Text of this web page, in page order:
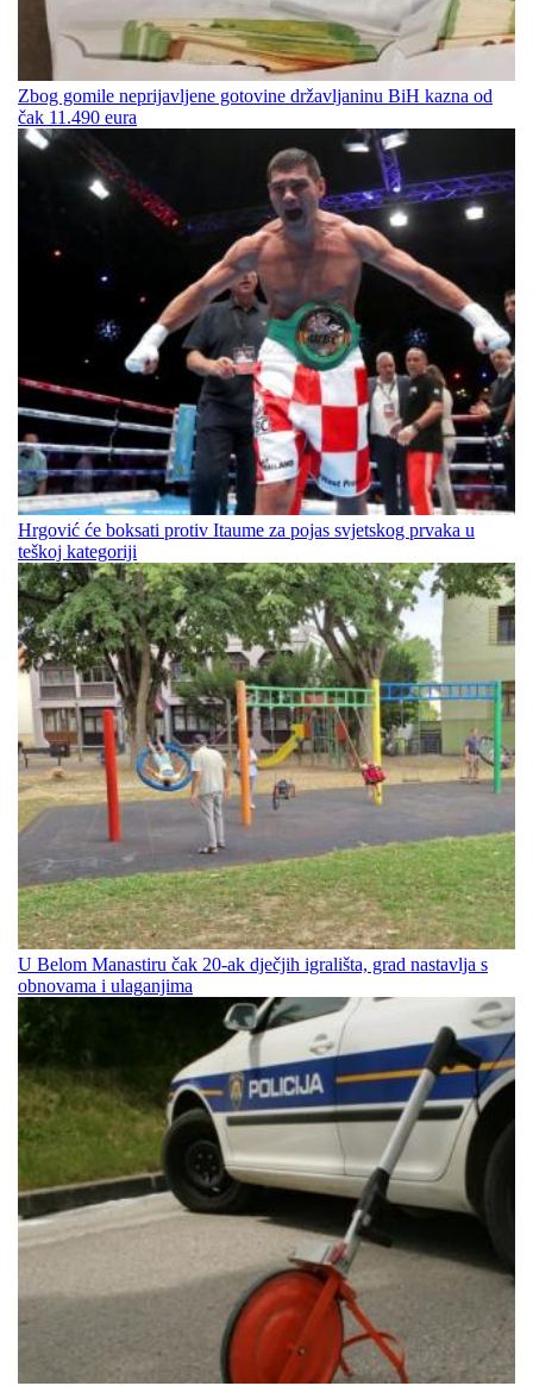
Zbog gomile neprijavljene gotovine državljaninu BiH kazna od
čak 11.490 eura
Hrgović će boksati protiv Itaume za pojas svjetskog prvaka u
teškoj kategoriji
U Belom Manastiru čak 20-ak dječjih igrališta, grad nastavlja s
obnovama i ulaganjima